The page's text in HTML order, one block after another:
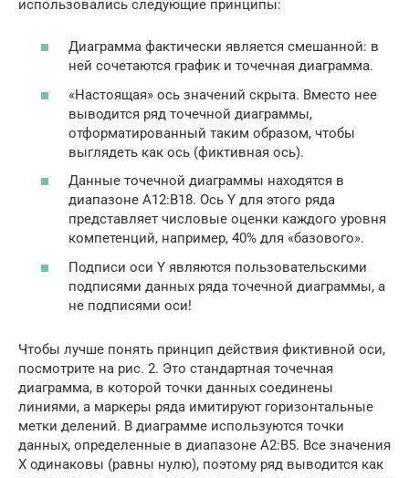
использовались следующие принципы:
Диаграмма фактически является смешанной: в
ней сочетаются график и точечная диаграмма.
«Настоящая» ось значений скрыта. Вместо нее
выводится ряд точечной диаграммы,
отформатированный таким образом, чтобы
выглядеть как ось (фиктивная ось).
Данные точечной диаграммы находятся в
диапазоне А12:В18. Ось Y для этого ряда
представляет числовые оценки каждого уровня
компетенций, например, 40% для «базового».
Подписи оси Y являются пользовательскими
подписями данных ряда точечной диаграммы, а
не подписями оси!
Чтобы лучше понять принцип действия фиктивной оси,
посмотрите на рис. 2. Это стандартная точечная
диаграмма, в которой точки данных соединены
линиями, а маркеры ряда имитируют горизонтальные
метки делений. В диаграмме используются точки
данных, определенные в диапазоне А2:В5. Все значения
Х одинаковы (равны нулю), поэтому ряд выводится как